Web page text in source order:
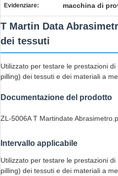
Evidenziare: macchina di
T Martin Data
dei tessuti
Utilizzato per testare le prestazioni
pilling) dei tessuti e dei materiali a
Documentazione del prodotto
ZL-5006A T Martindate
Intervallo applicabile
Utilizzato per testare le prestazioni
pilling) dei tessuti e dei materiali a